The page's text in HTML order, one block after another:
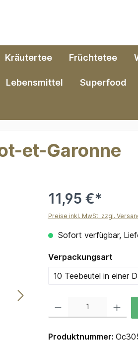
Kräutertee Früchtetee
Lebensmittel Superfood
et-Garonne
11,95 €*
Preise inkl. MwSt. zzgl.
Sofort verfügbar,
Verpackungsart
10 Teebeutel in einer
Produktnummer: